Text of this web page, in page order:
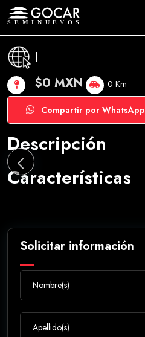
|
$0 MXN 0 Km
Compartir por WhatsApp
Descripción
Características
Solicitar información